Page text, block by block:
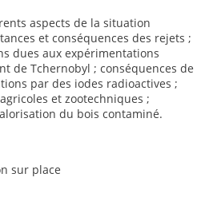
aspects de la situation
et conséquences des rejets ;
dues aux expérimentations
de Tchernobyl ; conséquences de
par des iodes radioactives ;
et zootechniques ;
du bois contaminé.
sur place